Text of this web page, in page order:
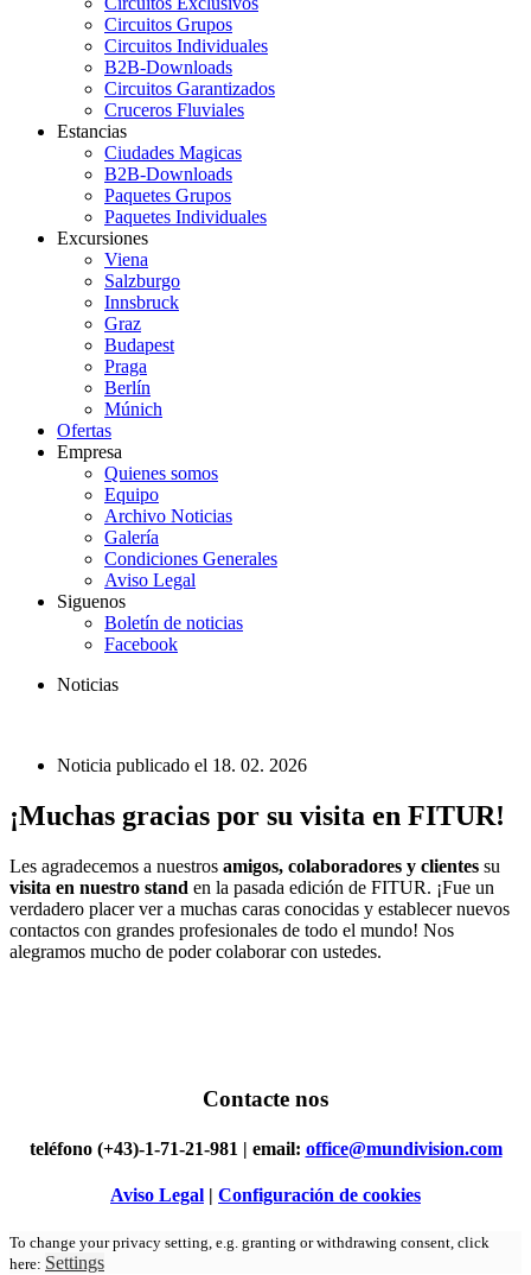
Circuitos Grupos
Circuitos Individuales
B2B-Downloads
Circuitos Garantizados
Cruceros Fluviales
Estancias
Ciudades Magicas
B2B-Downloads
Paquetes Grupos
Paquetes Individuales
Excursiones
Viena
Salzburgo
Innsbruck
Graz
Budapest
Praga
Berlín
Múnich
Ofertas
Empresa
Quienes somos
Equipo
Archivo Noticias
Galería
Condiciones Generales
Aviso Legal
Siguenos
Boletín de noticias
Facebook
Noticias
Noticia publicado el 18. 02. 2026
¡Muchas gracias por su visita en FITUR!
Les agradecemos a nuestros amigos, colaboradores y clientes su
visita en nuestro stand en la pasada edición de FITUR. ¡Fue un
verdadero placer ver a muchas caras conocidas y establecer nuevos
contactos con grandes profesionales de todo el mundo! Nos
alegramos mucho de poder colaborar con ustedes.
Contacte nos
teléfono (+43)-1-71-21-981 | email: office@mundivision.com
Aviso Legal | Configuración de cookies
To change your privacy setting, e.g. granting or withdrawing consent, click
here: Settings